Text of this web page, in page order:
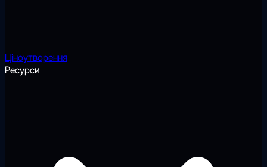
Ціноутворення
Ресурси